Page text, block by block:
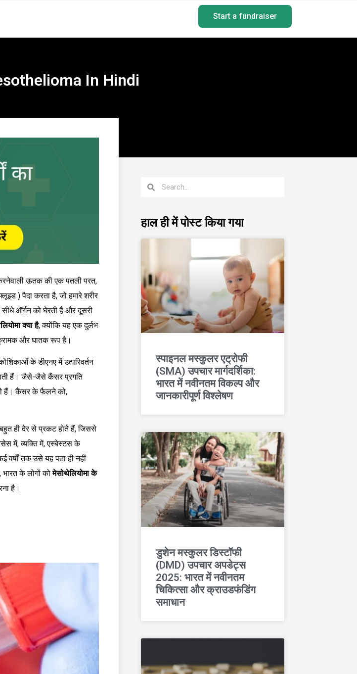
Start a fundraiser
In Hindi
ऊतक की एक पतली परत,
) पैदा करता है, जो हमारे शरीर
ऑर्गन को घेरती है और दूसरी
क्या है, क्योंकि यह एक दुर्लभ
और घातक रूप है।
के डीएनए में उत्परिवर्तन
हैं। जैसे-जैसे कैंसर प्रगति
हैं। कैंसर के फैलने को,
ही देर से प्रकट होते हैं, जिससे
में, व्यक्ति में, एस्बेस्टस के
वर्षों तक उसे यह पता ही नहीं
के लोगों कोमेसोथेलियोमा के
है।
हाल ही में पोस्ट किया गया
स्पाइनल मस्कुलर एट्रोफी
(SMA) उपचार मार्गदर्शिका:
भारत में नवीनतम विकल्प और
जानकारीपूर्ण विश्लेषण
डुशेन मस्कुलर डिस्टॉफी
(DMD) उपचार अपडेट्स
2025: भारत में नवीनतम
चिकित्सा और क्राउडफंडिंग
समाधान